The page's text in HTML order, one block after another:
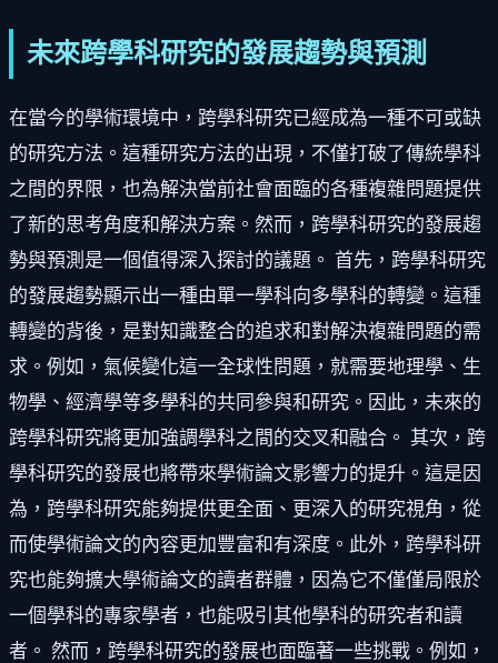
未來跨學科研究的發展趨勢與預測
在當今的學術環境中，跨學科研究已經成為一種不可或缺
的研究方法。這種研究方法的出現，不僅打破了傳統學科
之間的界限，也為解決當前社會面臨的各種複雜問題提供
了新的思考角度和解決方案。然而，跨學科研究的發展趨
勢與預測是一個值得深入探討的議題。 首先，跨學科研究
的發展趨勢顯示出一種由單一學科向多學科的轉變。這種
轉變的背後，是對知識整合的追求和對解決複雜問題的需
求。例如，氣候變化這一全球性問題，就需要地理學、生
物學、經濟學等多學科的共同參與和研究。因此，未來的
跨學科研究將更加強調學科之間的交叉和融合。 其次，跨
學科研究的發展也將帶來學術論文影響力的提升。這是因
為，跨學科研究能夠提供更全面、更深入的研究視角，從
而使學術論文的內容更加豐富和有深度。此外，跨學科研
究也能夠擴大學術論文的讀者群體，因為它不僅僅局限於
一個學科的專家學者，也能吸引其他學科的研究者和讀
者。 然而，跨學科研究的發展也面臨著一些挑戰。例如，